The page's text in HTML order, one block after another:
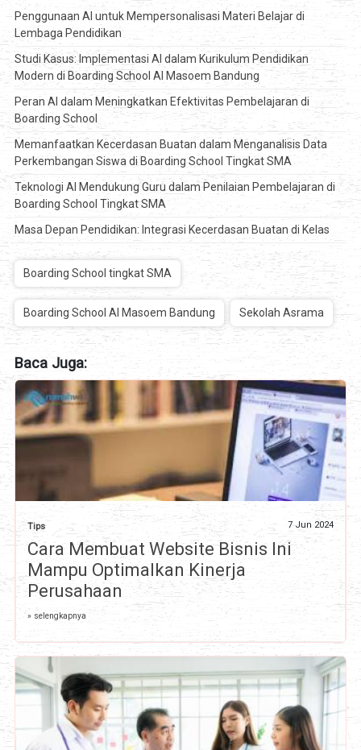
Penggunaan AI untuk Mempersonalisasi Materi Belajar di
Lembaga Pendidikan
Studi Kasus: Implementasi AI dalam Kurikulum Pendidikan
Modern di Boarding School Al Masoem Bandung
Peran AI dalam Meningkatkan Efektivitas Pembelajaran di
Boarding School
Memanfaatkan Kecerdasan Buatan dalam Menganalisis Data
Perkembangan Siswa di Boarding School Tingkat SMA
Teknologi AI Mendukung Guru dalam Penilaian Pembelajaran di
Boarding School Tingkat SMA
Masa Depan Pendidikan: Integrasi Kecerdasan Buatan di Kelas
Boarding School tingkat SMA
Boarding School Al Masoem Bandung Sekolah Asrama
Baca Juga:
Tips 7 Jun 2024
Cara Membuat Website Bisnis Ini
Mampu Optimalkan Kinerja
Perusahaan
» selengkapnya